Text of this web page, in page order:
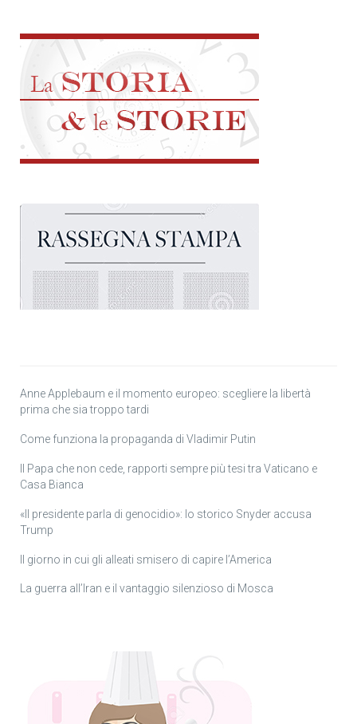
Anne Applebaum e il momento europeo: scegliere la libertà
prima che sia troppo tardi
Come funziona la propaganda di Vladimir Putin
Il Papa che non cede, rapporti sempre più tesi tra Vaticano e
Casa Bianca
«Il presidente parla di genocidio»: lo storico Snyder accusa
Trump
Il giorno in cui gli alleati smisero di capire l’America
La guerra all’Iran e il vantaggio silenzioso di Mosca